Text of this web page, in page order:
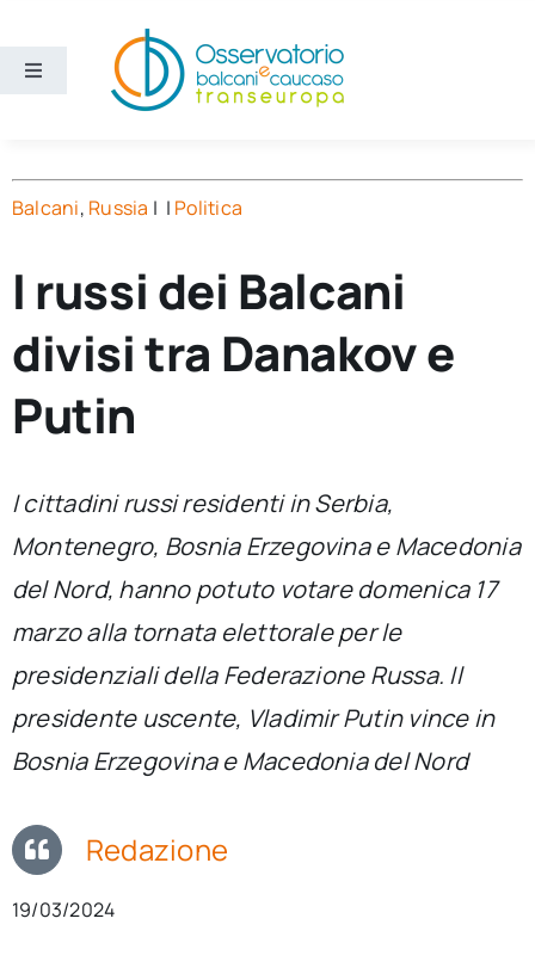
contenuto
Toggle
Temi
Ricerca e divulgazione
Sezioni
Cerca
per:
Ita
Balcani, Russia | | Politica
I russi dei Balcani
divisi tra Danakov e
Putin
I cittadini russi residenti in Serbia,
Montenegro, Bosnia Erzegovina e Macedonia
del Nord, hanno potuto votare domenica 17
marzo alla tornata elettorale per le
presidenziali della Federazione Russa. Il
presidente uscente, Vladimir Putin vince in
Bosnia Erzegovina e Macedonia del Nord
Redazione
19/03/2024